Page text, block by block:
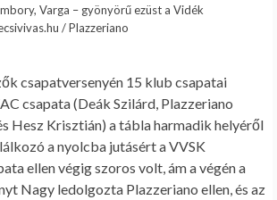
Varga – gyönyörű ezüst a Vidék
/ Plazzeriano
csapatversenyén 15 klub csapatai
csapata (Deák Szilárd, Plazzeriano
Hesz Krisztián) a tábla harmadik helyéről
a nyolcba jutásért a VVSK
ellen végig szoros volt, ám a végén a
Nagy ledolgozta Plazzeriano ellen, és az